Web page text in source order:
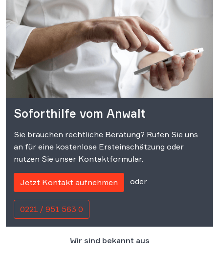
Soforthilfe vom Anwalt
Sie brauchen rechtliche Beratung? Rufen Sie uns
an für eine kostenlose Ersteinschätzung oder
nutzen Sie unser Kontaktformular.
Jetzt Kontakt aufnehmen oder
0221 / 951 563 0
Wir sind bekannt aus